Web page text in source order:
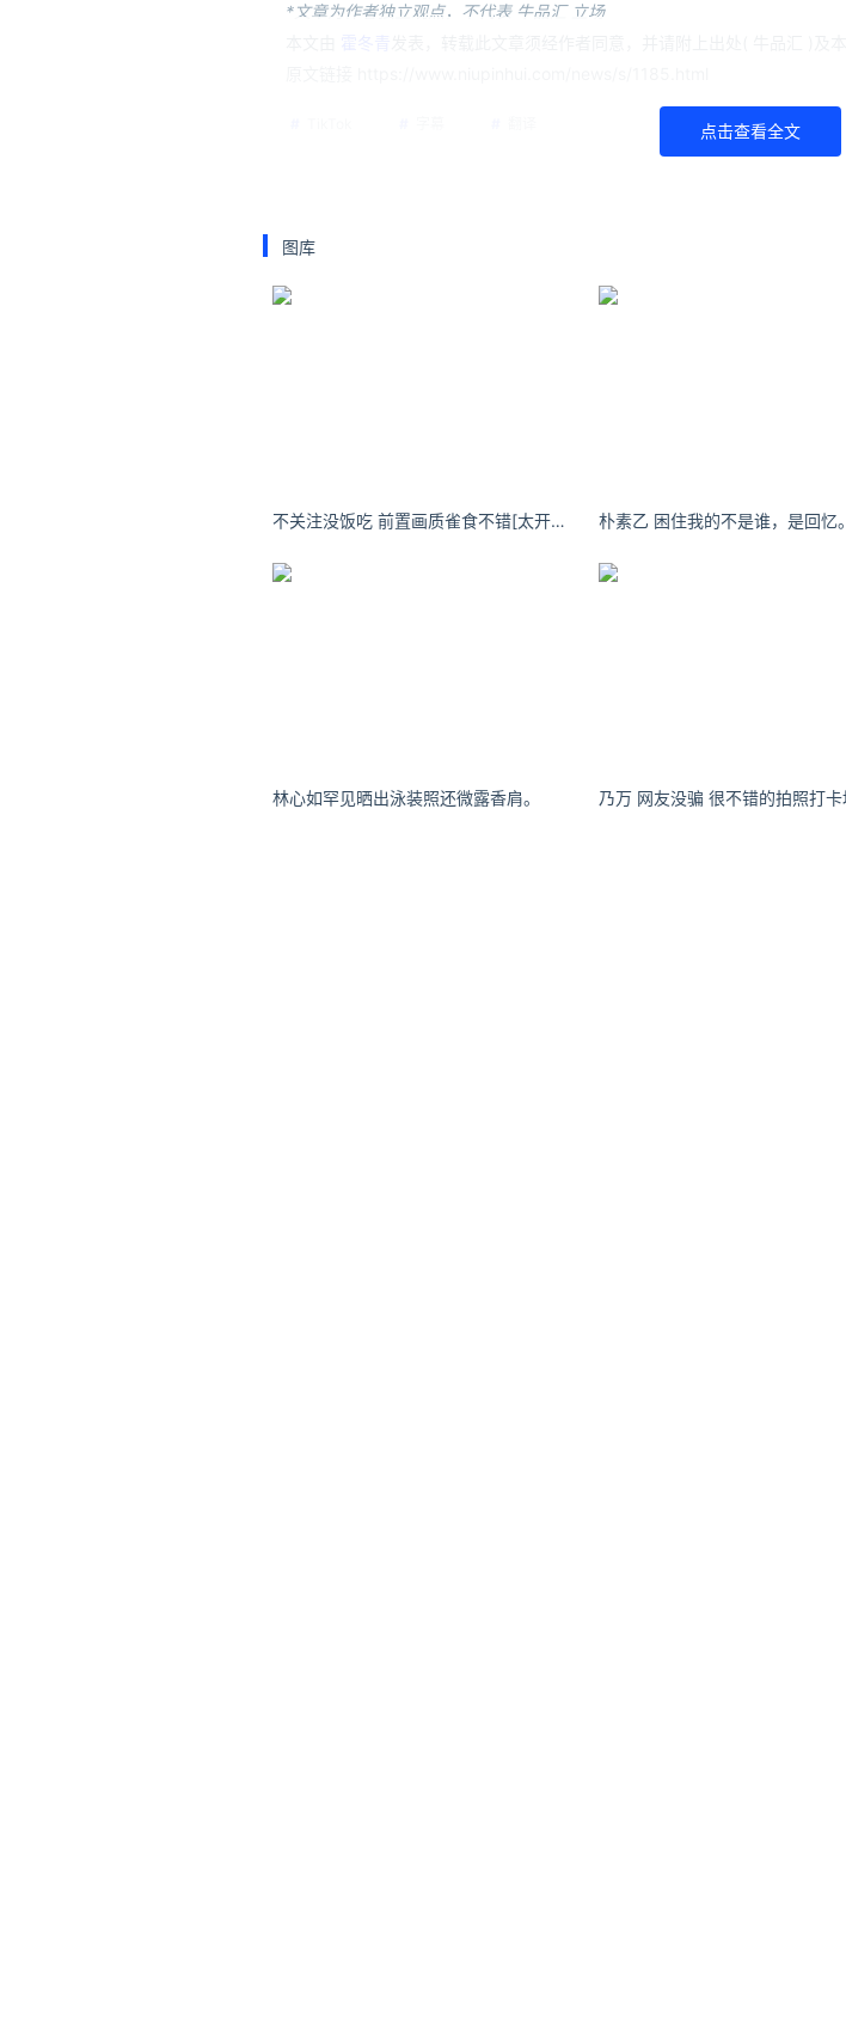
*文章为作者独立观点，不代表 牛品汇 立场
点击查看全文
图库
不关注没饭吃 前置画质雀食不错[太开心] ​​​​ 朴素乙 困住我的不是谁，是回忆。
林心如罕见晒出泳装照还微露香肩。